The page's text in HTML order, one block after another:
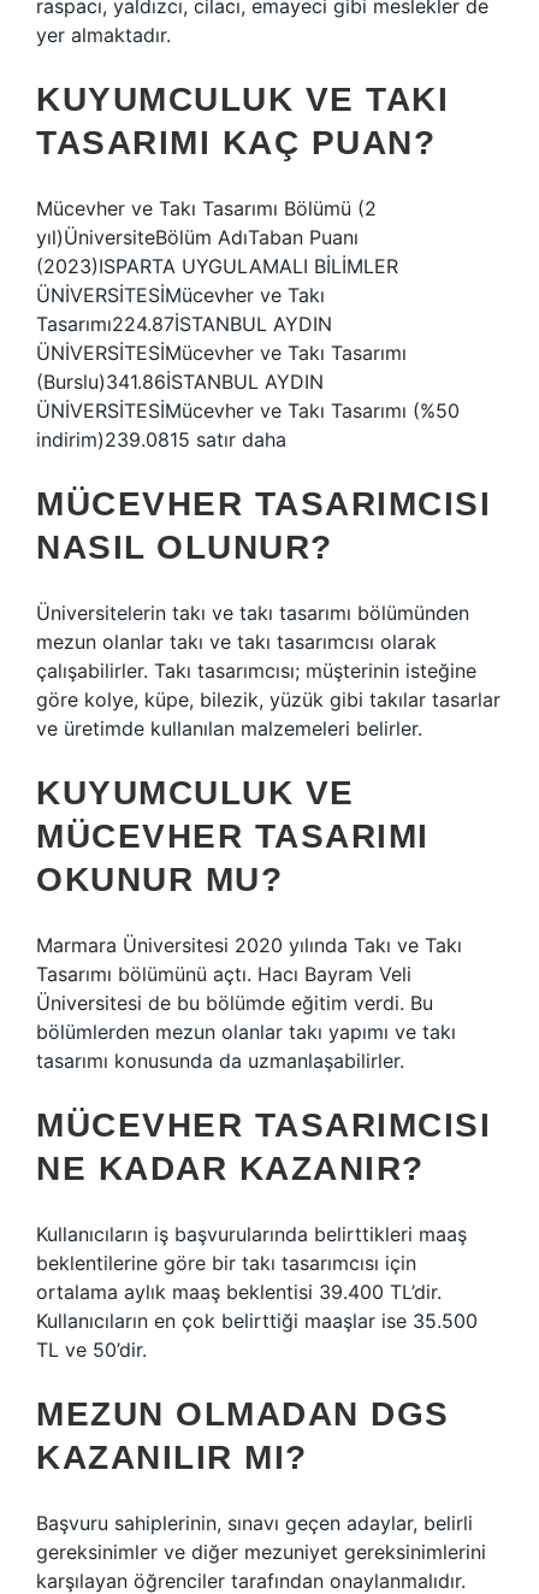
raspacı, yaldızcı, cilacı, emayeci gibi meslekler de
yer almaktadır.
KUYUMCULUK VE TAKI
TASARIMI KAÇ PUAN?
Mücevher ve Takı Tasarımı Bölümü (2
yıl)ÜniversiteBölüm AdıTaban Puanı
(2023)ISPARTA UYGULAMALI BİLİMLER
ÜNİVERSİTESİMücevher ve Takı
Tasarımı224.87İSTANBUL AYDIN ​​​​​​​​
ÜNİVERSİTESİMücevher ve Takı Tasarımı
(Burslu)341.86İSTANBUL AYDIN ​​​​
ÜNİVERSİTESİMücevher ve Takı Tasarımı (%50
indirim)239.0815 satır daha
MÜCEVHER TASARIMCISI
NASIL OLUNUR?
Üniversitelerin takı ve takı tasarımı bölümünden
mezun olanlar takı ve takı tasarımcısı olarak
çalışabilirler. Takı tasarımcısı; müşterinin isteğine
göre kolye, küpe, bilezik, yüzük gibi takılar tasarlar
ve üretimde kullanılan malzemeleri belirler.
KUYUMCULUK VE
MÜCEVHER TASARIMI
OKUNUR MU?
Marmara Üniversitesi 2020 yılında Takı ve Takı
Tasarımı bölümünü açtı. Hacı Bayram Veli
Üniversitesi de bu bölümde eğitim verdi. Bu
bölümlerden mezun olanlar takı yapımı ve takı
tasarımı konusunda da uzmanlaşabilirler.
MÜCEVHER TASARIMCISI
NE KADAR KAZANIR?
Kullanıcıların iş başvurularında belirttikleri maaş
beklentilerine göre bir takı tasarımcısı için
ortalama aylık maaş beklentisi 39.400 TL’dir.
Kullanıcıların en çok belirttiği maaşlar ise 35.500
TL ve 50’dir.
MEZUN OLMADAN DGS
KAZANILIR MI?
Başvuru sahiplerinin, sınavı geçen adaylar, belirli
gereksinimler ve diğer mezuniyet gereksinimlerini
karşılayan öğrenciler tarafından onaylanmalıdır.